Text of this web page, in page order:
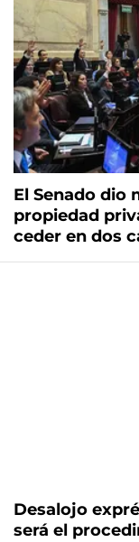
El Senado dio
propiedad
ceder en dos
Desalojo
será el